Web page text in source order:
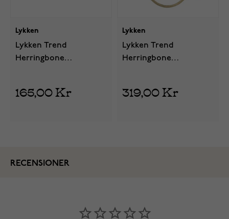
Lykken
Lykken Trend
Herringbone
165,00 Kr
Lykken
Lykken Trend
Herringbone
319,00 Kr
RECENSIONER